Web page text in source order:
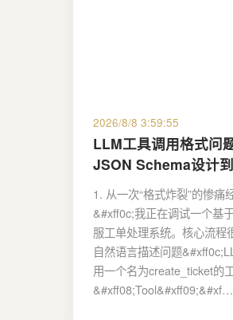
2026/8/8 3:59:55
LLM工具调用格式问
JSON Schema设计
1. 从一次“格式炸裂”的惨痛
&#xff0c;我正在调试一个基
服工单处理系统。核心流程
自然语言描述问题
用一个名为create_ticket的
&#xff08;Tool&#xff09;&#xf…